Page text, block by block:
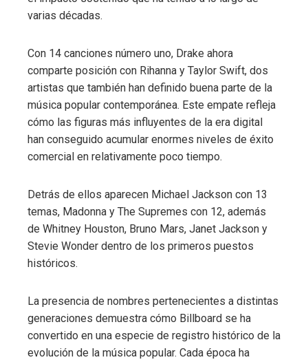
varias décadas.
Con 14 canciones número uno, Drake ahora
comparte posición con Rihanna y Taylor Swift, dos
artistas que también han definido buena parte de la
música popular contemporánea. Este empate refleja
cómo las figuras más influyentes de la era digital
han conseguido acumular enormes niveles de éxito
comercial en relativamente poco tiempo.
Detrás de ellos aparecen Michael Jackson con 13
temas, Madonna y The Supremes con 12, además
de Whitney Houston, Bruno Mars, Janet Jackson y
Stevie Wonder dentro de los primeros puestos
históricos.
La presencia de nombres pertenecientes a distintas
generaciones demuestra cómo Billboard se ha
convertido en una especie de registro histórico de la
evolución de la música popular. Cada época ha